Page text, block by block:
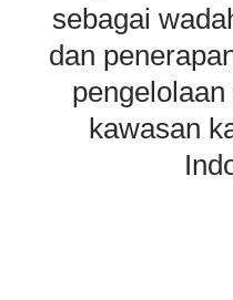
sebagai
dan
kawasan